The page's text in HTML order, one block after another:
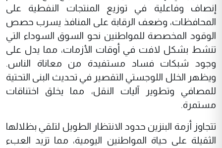
إنصاف وفاعلية في توزيع المنتجات النفطية على
المحافظات، وضعف الرقابة على المنافذ يسرب حصص
الوقود المخصصة للمواطنين نحو السوق السوداء التي
تنشط بشكل لافت في أوقات الأزمات، مما يدل على
وجود شبكات فساد مستفيدة من معاناة الناس.
ويظهر الخلل اللوجستي التقصير في تحديث البنى التحتية
للمصافي وتطوير آليات النقل، مما يخلق اختناقات
مستمرة.
تتجاوز أزمة البنزين حدود الانتظار الطويل لتلقي بظلالها
الثقيلة على حياة المواطنين اليومية، مما تزيد العبء